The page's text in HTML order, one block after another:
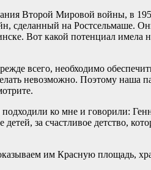
Второй Мировой войны, в
сделанный на Ростсельмаше.
Вот какой потенциал имела
всего, необходимо
невозможно. Поэтому наша
ко мне и говорили:
за счастливое детство,
им Красную площадь,